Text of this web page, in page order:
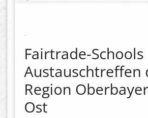
Fairtrade-Schools
Austauschtreffen
Region
Ost